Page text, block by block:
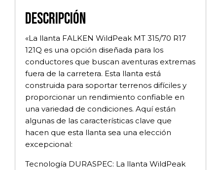
Descripción
«La llanta FALKEN WildPeak MT 315/70 R17
121Q es una opción diseñada para los
conductores que buscan aventuras extremas
fuera de la carretera. Esta llanta está
construida para soportar terrenos difíciles y
proporcionar un rendimiento confiable en
una variedad de condiciones. Aquí están
algunas de las características clave que
hacen que esta llanta sea una elección
excepcional:
Tecnología DURASPEC: La llanta WildPeak